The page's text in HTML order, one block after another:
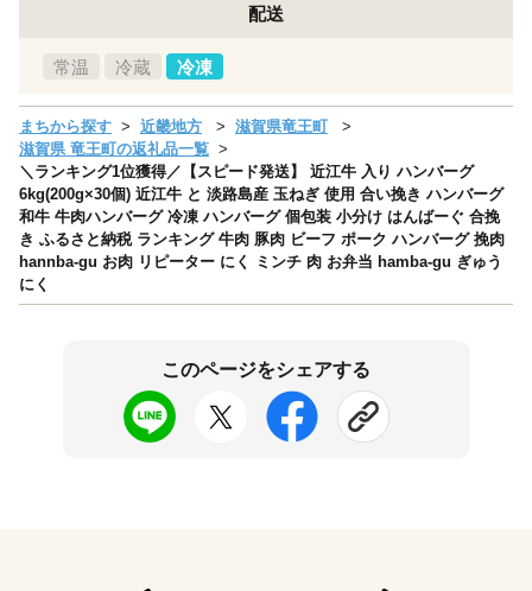
配送
常温 冷蔵 冷凍
まちから探す 近畿地方
滋賀県竜王町
滋賀県 竜王町の返礼品一覧
＼ランキング1位獲得／【スピード発送】 近江牛 入り ハンバーグ
6kg(200g×30個) 近江牛 と 淡路島産 玉ねぎ 使用 合い挽き ハンバーグ
和牛 牛肉ハンバーグ 冷凍 ハンバーグ 個包装 小分け はんばーぐ 合挽
き ふるさと納税 ランキング 牛肉 豚肉 ビーフ ポーク ハンバーグ 挽肉
hannba-gu お肉 リピーター にく ミンチ 肉 お弁当 hamba-gu ぎゅう
にく
このページをシェアする